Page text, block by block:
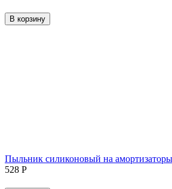
В корзину
Пыльник силиконовый на
‍528‍ Р